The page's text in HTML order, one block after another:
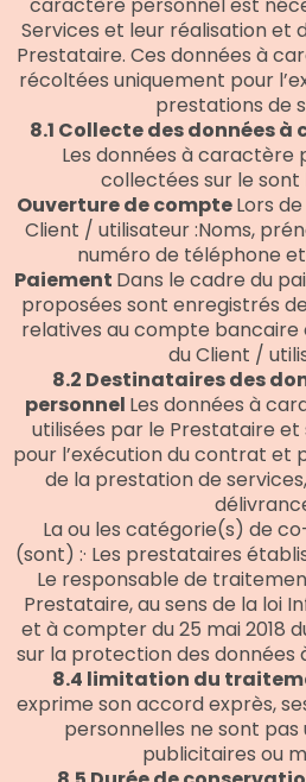
Services et leur réalisation et
Prestataire. Ces données à
récoltées uniquement pour
prestations de
8.1 Collecte des données
Les données à caractère
collectées sur le sont
Ouverture de compteLors
Client / utilisateur :Noms,
numéro de téléphone
Paiement Dans le cadre du
proposées sont enregistrés
relatives au compte
du Client /
8.2 Destinataires des
personnel Les données à
utilisées par le Prestataire
pour l’exécution du contrat et
de la prestation de
La ou les catégorie(s) de
(sont) :· Les prestataires
Le responsable de
Prestataire, au sens de la loi
et à compter du 25 mai 2018
sur la protection des
8.4 limitation du
exprime son accord exprès,
personnelles ne sont pas
publicitaires ou